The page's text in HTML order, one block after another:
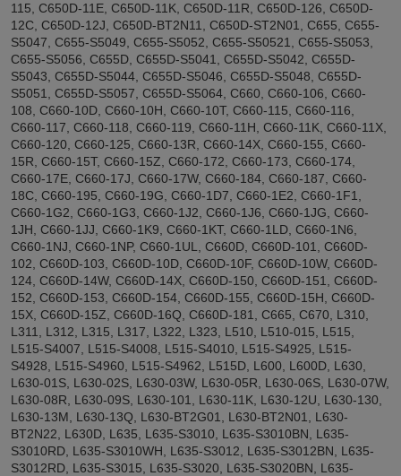
115, C650D-11E, C650D-11K, C650D-11R, C650D-126, C650D-
12C, C650D-12J, C650D-BT2N11, C650D-ST2N01, C655, C655-
S5047, C655-S5049, C655-S5052, C655-S50521, C655-S5053,
C655-S5056, C655D, C655D-S5041, C655D-S5042, C655D-
S5043, C655D-S5044, C655D-S5046, C655D-S5048, C655D-
S5051, C655D-S5057, C655D-S5064, C660, C660-106, C660-
108, C660-10D, C660-10H, C660-10T, C660-115, C660-116,
C660-117, C660-118, C660-119, C660-11H, C660-11K, C660-11X,
C660-120, C660-125, C660-13R, C660-14X, C660-155, C660-
15R, C660-15T, C660-15Z, C660-172, C660-173, C660-174,
C660-17E, C660-17J, C660-17W, C660-184, C660-187, C660-
18C, C660-195, C660-19G, C660-1D7, C660-1E2, C660-1F1,
C660-1G2, C660-1G3, C660-1J2, C660-1J6, C660-1JG, C660-
1JH, C660-1JJ, C660-1K9, C660-1KT, C660-1LD, C660-1N6,
C660-1NJ, C660-1NP, C660-1UL, C660D, C660D-101, C660D-
102, C660D-103, C660D-10D, C660D-10F, C660D-10W, C660D-
124, C660D-14W, C660D-14X, C660D-150, C660D-151, C660D-
152, C660D-153, C660D-154, C660D-155, C660D-15H, C660D-
15X, C660D-15Z, C660D-16Q, C660D-181, C665, C670, L310,
L311, L312, L315, L317, L322, L323, L510, L510-015, L515,
L515-S4007, L515-S4008, L515-S4010, L515-S4925, L515-
S4928, L515-S4960, L515-S4962, L515D, L600, L600D, L630,
L630-01S, L630-02S, L630-03W, L630-05R, L630-06S, L630-07W,
L630-08R, L630-09S, L630-101, L630-11K, L630-12U, L630-130,
L630-13M, L630-13Q, L630-BT2G01, L630-BT2N01, L630-
BT2N22, L630D, L635, L635-S3010, L635-S3010BN, L635-
S3010RD, L635-S3010WH, L635-S3012, L635-S3012BN, L635-
S3012RD, L635-S3015, L635-S3020, L635-S3020BN, L635-